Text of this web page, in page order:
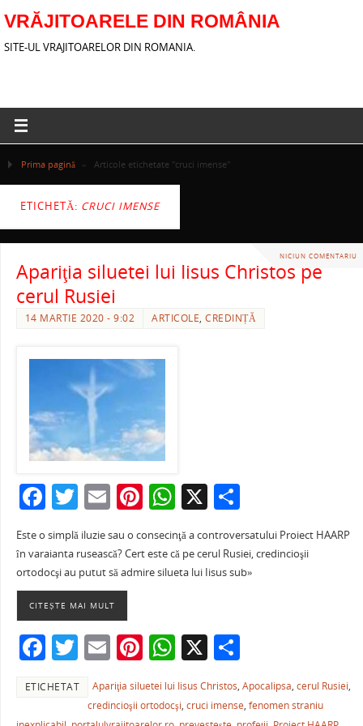
VRĂJITOARELE DIN ROMÂNIA
SITE-UL VRAJITOARELOR DIN ROMANIA.
Prima pagină » Articole etichetate "cruci imense"
ETICHETĂ: CRUCI IMENSE
NICIUN COMENTARIU
Apariţia siluetei lui Iisus Christos pe
cerul Rusiei
14 MARTIE 2020 - 9:02 ARTICOLE,CREDINȚĂ
F
a
c
e
b
o
o
k
T
w
itt
er
E
ai
l
Pi
er
e
W
h
at
s
p
p
X P
ta
je
ză
Este o simplă iluzie sau o consecinţă a controversatului Proiect HAARP
în varaianta rusească? Cert este că pe cerul Rusiei, credincioşii
ortodocşi au putut să admire silueta lui Iisus sub»
CITEȘTE MAI MULT
F
c
T
w
itt
E
m
ai
Pi
nt
er
W
h
at
X P
ar
ta
ETICHETAT Apariţia siluetei lui Iisus Christos,Apocalipsa,cerul Rusiei,
credincioşii ortodocşi,cruci imense,fenomen straniu